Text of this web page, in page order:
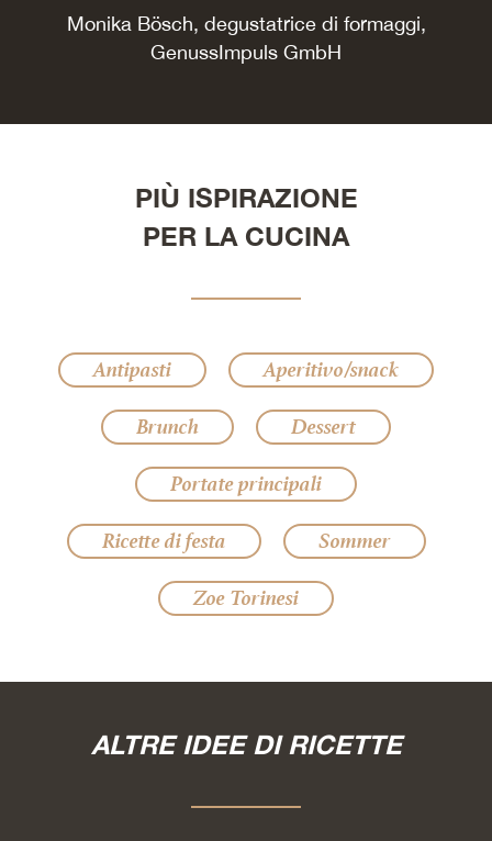
Monika Bösch, degustatrice di formaggi,
GenussImpuls GmbH
PIÙ ISPIRAZIONE
PER LA CUCINA
Antipasti
Aperitivo/snack
Brunch
Dessert
Portate principali
Ricette di festa
Sommer
Zoe Torinesi
ALTRE IDEE DI RICETTE